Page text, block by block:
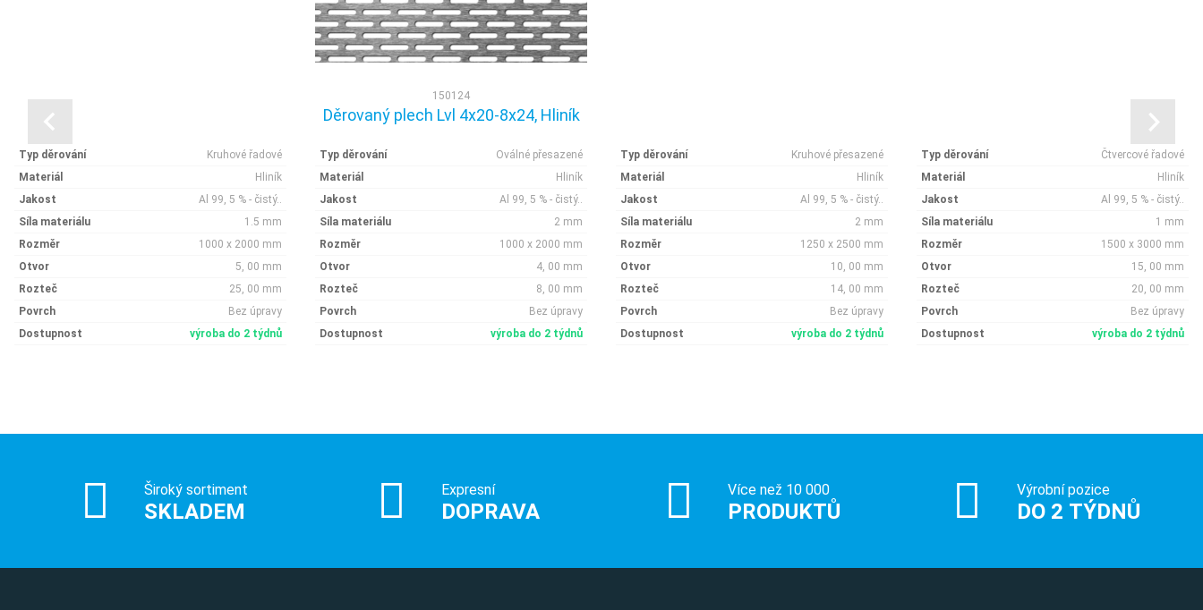
Typ děrování
Kruhové řadové
Materiál
Hliník
Jakost
Al 99, 5 % - čistý..
Síla materiálu
1.5 mm
Rozměr
1000 x 2000 mm
Otvor
5, 00 mm
Rozteč
25, 00 mm
Povrch
Bez úpravy
Dostupnost
výroba do 2 týdnů
150124
Děrovaný plech Lvl 4x20-8x24, Hliník
Typ děrování
Oválné přesazené
Materiál
Hliník
Jakost
Al 99, 5 % - čistý..
Síla materiálu
2 mm
Rozměr
1000 x 2000 mm
Otvor
4, 00 mm
Rozteč
8, 00 mm
Povrch
Bez úpravy
Dostupnost
výroba do 2 týdnů
Typ děrování
Kruhové přesazené
Materiál
Hliník
Jakost
Al 99, 5 % - čistý..
Síla materiálu
2 mm
Rozměr
1250 x 2500 mm
Otvor
10, 00 mm
Rozteč
14, 00 mm
Povrch
Bez úpravy
Dostupnost
výroba do 2 týdnů
Typ děrování
Čtvercové řadové
Materiál
Hliník
Jakost
Al 99, 5 % - čistý..
Síla materiálu
1 mm
Rozměr
1500 x 3000 mm
Otvor
15, 00 mm
Rozteč
20, 00 mm
Povrch
Bez úpravy
Dostupnost
výroba do 2 týdnů
Široký sortiment
SKLADEM
Expresní
DOPRAVA
Více než 10 000
PRODUKTŮ
Výrobní pozice
DO 2 TÝDNŮ